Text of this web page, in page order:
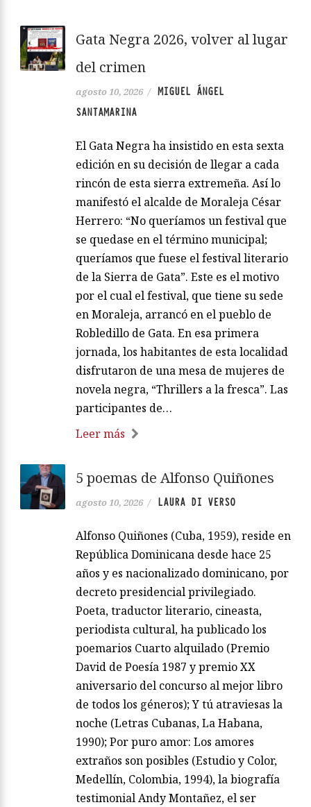
Gata Negra 2026, volver al lugar
del crimen
agosto 10, 2026 / MIGUEL ÁNGEL
SANTAMARINA
El Gata Negra ha insistido en esta sexta
edición en su decisión de llegar a cada
rincón de esta sierra extremeña. Así lo
manifestó el alcalde de Moraleja César
Herrero: “No queríamos un festival que
se quedase en el término municipal;
queríamos que fuese el festival literario
de la Sierra de Gata”. Este es el motivo
por el cual el festival, que tiene su sede
en Moraleja, arrancó en el pueblo de
Robledillo de Gata. En esa primera
jornada, los habitantes de esta localidad
disfrutaron de una mesa de mujeres de
novela negra, “Thrillers a la fresca”. Las
participantes de…
Leer más
5 poemas de Alfonso Quiñones
agosto 10, 2026 / LAURA DI VERSO
Alfonso Quiñones (Cuba, 1959), reside en
República Dominicana desde hace 25
años y es nacionalizado dominicano, por
decreto presidencial privilegiado.
Poeta, traductor literario, cineasta,
periodista cultural, ha publicado los
poemarios Cuarto alquilado (Premio
David de Poesía 1987 y premio XX
aniversario del concurso al mejor libro
de todos los géneros); Y tú atraviesas la
noche (Letras Cubanas, La Habana,
1990); Por puro amor: Los amores
extraños son posibles (Estudio y Color,
Medellín, Colombia, 1994), la biografía
testimonial Andy Montañez, el ser